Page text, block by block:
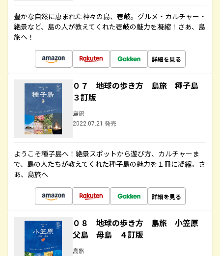
豊かな自然に恵まれた神々の島、壱岐。グルメ・カルチャー・
絶景など、島の人が教えてくれた壱岐の魅力を凝縮！さあ、島
旅へ！
詳細を見る
０７ 地球の歩き方 島旅 種子島
３訂版
島旅
2022.07.21 発売
ようこそ種子島へ！絶景スポットから遊び方、カルチャーま
で、島の人たちが教えてくれた種子島の魅力を１冊に凝縮。さ
あ、島旅へ
詳細を見る
０８ 地球の歩き方 島旅 小笠原
父島 母島 ４訂版
島旅